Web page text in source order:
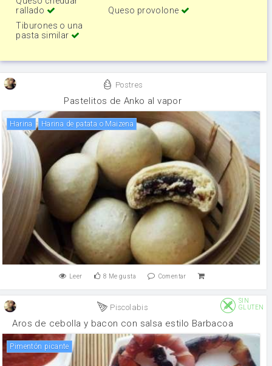
rallado
Queso provolone
Tiburones o una
pasta similar
Postres
Pastelitos de Anko al vapor
harina Harina de patata o Maizena
Leer 8 Me gusta Comentar
Piscolabis
SIN
GLUTEN
Aros de cebolla y bacon con salsa estilo Barbacoa
Pimentón picante